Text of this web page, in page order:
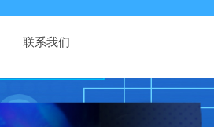
联系我们